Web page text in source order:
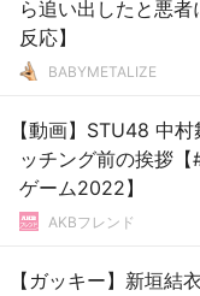
ら追い出したと悪
反応】
BABYMETALIZE
【動画】STU48 中
ッチング前の挨拶
ゲーム2022】
AKBフレンド
【ガッキー】新垣結